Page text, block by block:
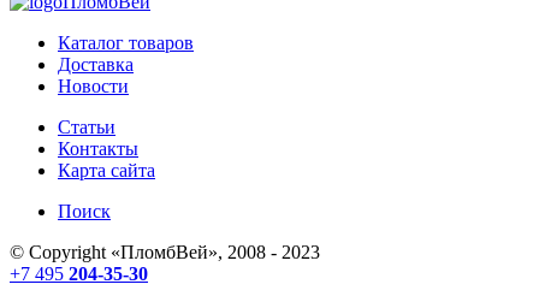
Каталог товаров
Доставка
Новости
Статьи
Контакты
Карта сайта
Поиск
© Copyright «ПломбВей», 2008 - 2023
+7 495 204-35-30